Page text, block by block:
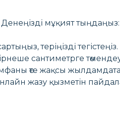
мұқият
теріңізді
сантиметрге
өте жақсы
жазу қызметін